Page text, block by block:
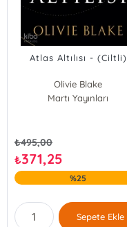
Atlas Altılısı - (Ciltli)
Olivie Blake
Martı Yayınları
₺495,00
₺371,25
%25
Sepete Ekle